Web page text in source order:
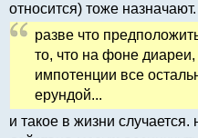
относится) тоже назначают.
разве что
то, что на фоне
импотенции все
ерундой...
и такое в жизни